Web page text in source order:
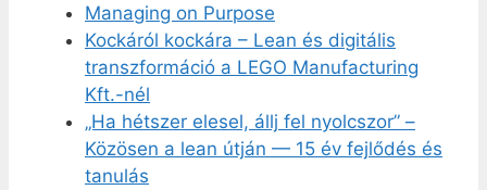
Managing on Purpose
Kockáról kockára – Lean és digitális
transzformáció a LEGO Manufacturing
Kft.-nél
„Ha hétszer elesel, állj fel nyolcszor” –
Közösen a lean útján — 15 év fejlődés és
tanulás